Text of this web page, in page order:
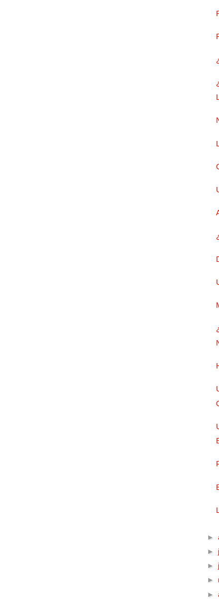
►
►
►
►
►